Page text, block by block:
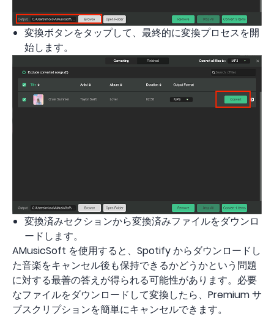
変換ボタンをタップして、最終的に変換プロセスを開
始します。
変換済みセクションから変換済みファイルをダウンロ
ードします。
AMusicSoft を使用すると、Spotify からダウンロードし
た音楽をキャンセル後も保持できるかどうかという問題
に対する最善の答えが得られる可能性があります。必要
なファイルをダウンロードして変換したら、Premium サ
ブスクリプションを簡単にキャンセルできます。